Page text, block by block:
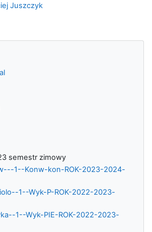
Juszczyk
semestr zimowy
1--Konw-kon-ROK-2023-2024-
1--Wyk-P-ROK-2022-2023-
1--Wyk-PIE-ROK-2022-2023-